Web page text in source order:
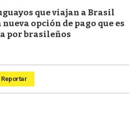
que viajan a Brasil
opción de pago que es
por brasileños
Reportar